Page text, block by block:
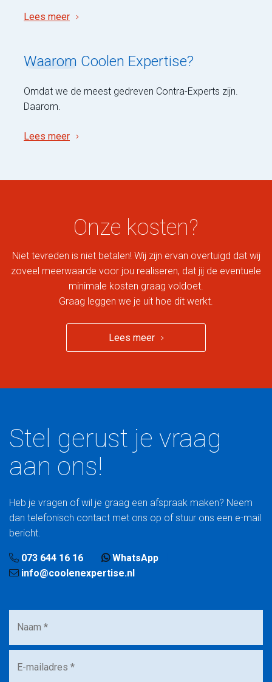
Lees meer
Waarom Coolen Expertise?
Omdat we de meest gedreven Contra-Experts zijn.
Daarom.
Lees meer
Onze kosten?
Niet tevreden is niet betalen! Wij zijn ervan overtuigd dat wij
zoveel meerwaarde voor jou realiseren, dat jij de eventuele
minimale kosten graag voldoet.
Graag leggen we je uit hoe dit werkt.
Lees meer
Stel gerust je vraag
aan ons!
Heb je vragen of wil je graag een afspraak maken? Neem
dan telefonisch contact met ons op of stuur ons een e-mail
bericht.
073 644 16 16
WhatsApp
info@coolenexpertise.nl
mailadres
*